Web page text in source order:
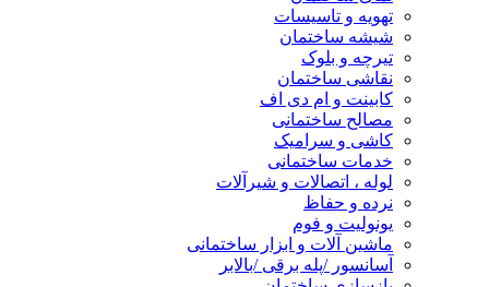
تهویه و تاسیسات
شیشه ساختمان
تیرچه و بلوک
نقاشی ساختمان
کابینت و ام دی اف
مصالح ساختمانی
کاشی و سرامیک
خدمات ساختمانی
لوله ، اتصالات و شیرآلات
نرده و حفاظ
یونولیت و فوم
ماشین آلات و ابزار ساختمانی
آسانسور /پله برقی /بالابر